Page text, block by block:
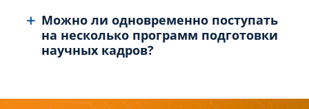
Можно ли одновременно поступать
на несколько программ подготовки
научных кадров?